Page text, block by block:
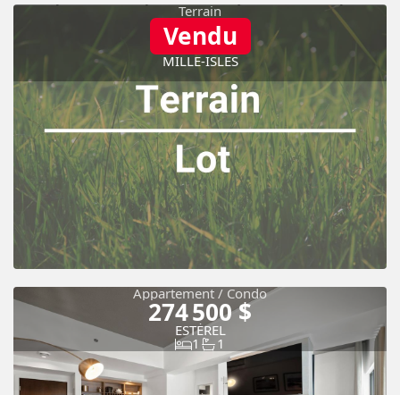
Piscine
Terrain
Vendu
MILLE-ISLES
Appartement / Condo
274 500 $
ESTÉREL
1 1